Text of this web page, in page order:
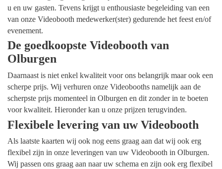
u en uw gasten. Tevens krijgt u enthousiaste begeleiding van een
van onze Videobooth medewerker(ster) gedurende het feest en/of
evenement.
De goedkoopste Videobooth van
Olburgen
Daarnaast is niet enkel kwaliteit voor ons belangrijk maar ook een
scherpe prijs. Wij verhuren onze Videobooths namelijk aan de
scherpste prijs momenteel in Olburgen en dit zonder in te boeten
voor kwaliteit. Hieronder kan u onze prijzen terugvinden.
Flexibele levering van uw Videobooth
Als laatste kaarten wij ook nog eens graag aan dat wij ook erg
flexibel zijn in onze leveringen van uw Videobooth in Olburgen.
Wij passen ons graag aan naar uw schema en zijn ook erg flexibel